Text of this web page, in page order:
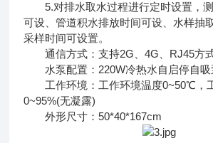
5.对排水取水过程进行定时设置，测
可设、管道积水排放时间可设、水样抽
采样时间可设置。
通信方式：支持2G、4G、RJ45方
水泵配置：220W冷热水自启停自吸
工作环境：工作环境温度0~50℃，
0~95%(无凝露)
外形尺寸：50*40*167cm